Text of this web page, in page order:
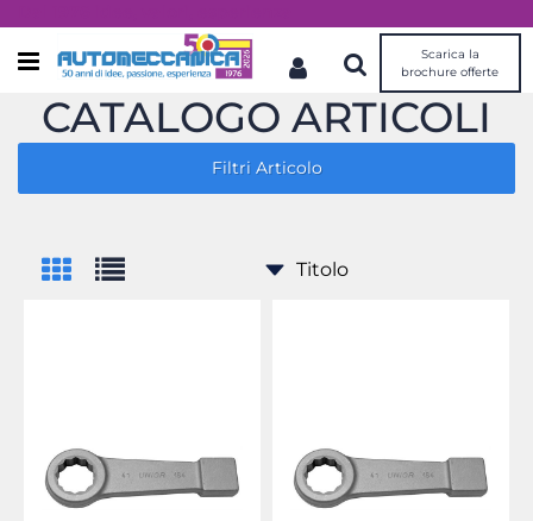
Open menu
Scarica la
brochure offerte
CATALOGO ARTICOLI
Filtri Articolo